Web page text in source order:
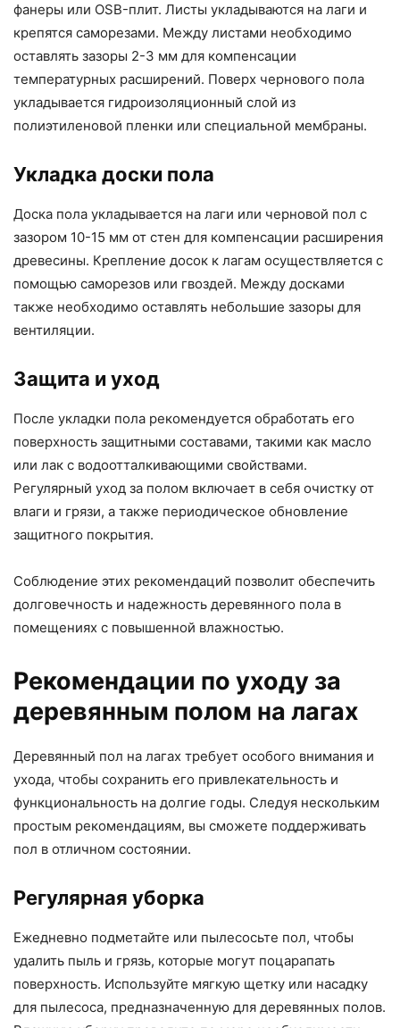
фанеры или OSB-плит. Листы укладываются на лаги и
крепятся саморезами. Между листами необходимо
оставлять зазоры 2-3 мм для компенсации
температурных расширений. Поверх чернового пола
укладывается гидроизоляционный слой из
полиэтиленовой пленки или специальной мембраны.
Укладка доски пола
Доска пола укладывается на лаги или черновой пол с
зазором 10-15 мм от стен для компенсации расширения
древесины. Крепление досок к лагам осуществляется с
помощью саморезов или гвоздей. Между досками
также необходимо оставлять небольшие зазоры для
вентиляции.
Защита и уход
После укладки пола рекомендуется обработать его
поверхность защитными составами, такими как масло
или лак с водоотталкивающими свойствами.
Регулярный уход за полом включает в себя очистку от
влаги и грязи, а также периодическое обновление
защитного покрытия.
Соблюдение этих рекомендаций позволит обеспечить
долговечность и надежность деревянного пола в
помещениях с повышенной влажностью.
Рекомендации по уходу за
деревянным полом на лагах
Деревянный пол на лагах требует особого внимания и
ухода, чтобы сохранить его привлекательность и
функциональность на долгие годы. Следуя нескольким
простым рекомендациям, вы сможете поддерживать
пол в отличном состоянии.
Регулярная уборка
Ежедневно подметайте или пылесосьте пол, чтобы
удалить пыль и грязь, которые могут поцарапать
поверхность. Используйте мягкую щетку или насадку
для пылесоса, предназначенную для деревянных полов.